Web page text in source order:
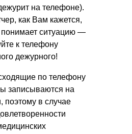
на телефоне).
как Вам кажется,
понимает ситуацию —
к телефону
дежурного!
по телефону
записываются на
поэтому в случае